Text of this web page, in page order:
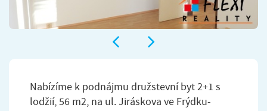
Nabízíme k podnájmu družstevní byt 2+1 s
lodžií, 56 m2, na ul. Jiráskova ve Frýdku-